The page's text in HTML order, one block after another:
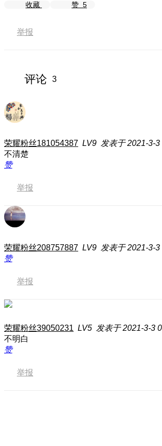
收藏 赞 5
举报
评论 3
荣耀粉丝181054387 LV9 发表于 2021-3-3
不清楚
赞
举报
荣耀粉丝208757887 LV9 发表于 2021-3-3
赞
举报
荣耀粉丝39050231 LV5 发表于 2021-3-3
不明白
赞
举报